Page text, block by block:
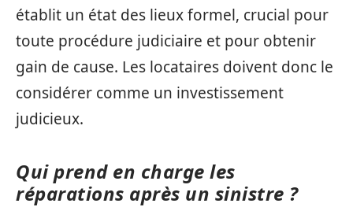
établit un état des lieux formel, crucial pour
toute procédure judiciaire et pour obtenir
gain de cause. Les locataires doivent donc le
considérer comme un investissement
judicieux.
Qui prend en charge les
réparations après un sinistre ?